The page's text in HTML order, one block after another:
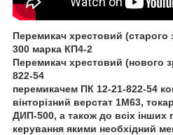
Перемикач хрестовий (старого
300 марка КП4-2
Перемикач хрестовий (нового
822-54
перемикачем ПК 12-21-822-54
вінторізний верстат 1М63,
ДИП-500, а також до всіх інших
керування якими необхідний